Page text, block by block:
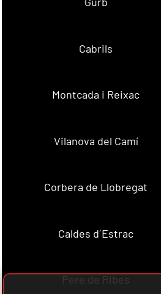
Cabrils
Montcada i Reixac
Vilanova del Camí
Corbera de Llobregat
Caldes d´Estrac
Pere de Ribes